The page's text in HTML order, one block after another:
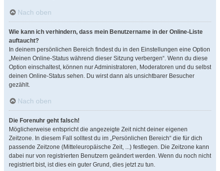
Nach oben
Wie kann ich verhindern, dass mein Benutzername in der Online-Liste
auftaucht?
In deinem persönlichen Bereich findest du in den Einstellungen eine Option
„Meinen Online-Status während dieser Sitzung verbergen“. Wenn du diese
Option einschaltest, können nur Administratoren, Moderatoren und du selbst
deinen Online-Status sehen. Du wirst dann als unsichtbarer Besucher
gezählt.
Nach oben
Die Forenuhr geht falsch!
Möglicherweise entspricht die angezeigte Zeit nicht deiner eigenen
Zeitzone. In diesem Fall solltest du im „Persönlichen Bereich“ die für dich
passende Zeitzone (Mitteleuropäische Zeit, ...) festlegen. Die Zeitzone kann
dabei nur von registrierten Benutzern geändert werden. Wenn du noch nicht
registriert bist, ist dies ein guter Grund, dies jetzt zu tun.